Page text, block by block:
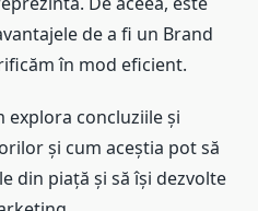
de a fi un Brand
în mod eficient.
concluziile și
și cum aceștia pot să
din piață și să își dezvolte